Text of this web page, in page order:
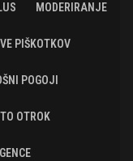
MODERIRANJE
PIŠKOTKOV
POGOJI
OTROK